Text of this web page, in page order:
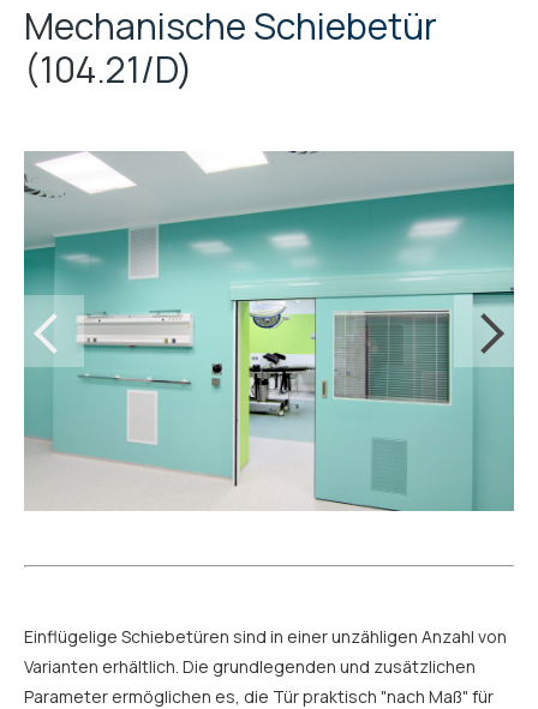
Mechanische Schiebetür
104.21/D
Einflügelige Schiebetüren sind in einer unzähligen Anzahl von
Varianten erhältlich. Die grundlegenden und zusätzlichen
Parameter ermöglichen es, die Tür praktisch "nach Maß" für